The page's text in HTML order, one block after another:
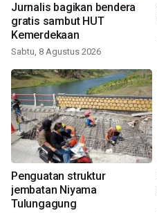
Jurnalis bagikan bendera
gratis sambut HUT
Kemerdekaan
Sabtu, 8 Agustus 2026
Penguatan struktur
jembatan Niyama
Tulungagung